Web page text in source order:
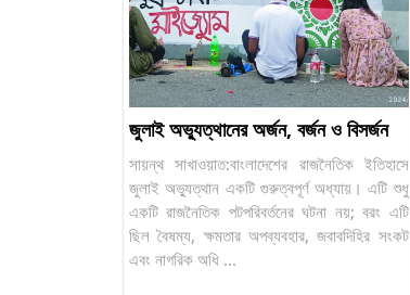
জুলাই অভ্যুত্থানের অর্জন, বর্জন ও বিসর্জন
সায়ন্থ সাখাওয়াত:বাংলাদেশের রাজনৈতিক ইতিহাসে
জুলাই অভ্যুত্থান একটি গুরুত্বপূর্ণ অধ্যায়। এটি শুধু
একটি রাজনৈতিক পটপরিবর্তনের ঘটনা নয়; বরং এটি
ছিল বৈষম্য, ক্ষমতার অপব্যবহার, জবাবদিহির সংকট
এবং নাগরিক অধি ...